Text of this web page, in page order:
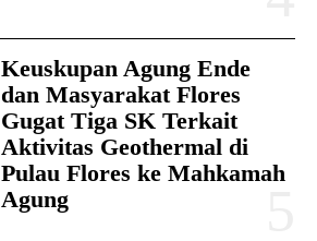
Keuskupan Agung Ende
dan Masyarakat Flores
Gugat Tiga SK Terkait
Aktivitas Geothermal di
Pulau Flores ke Mahkamah
Agung